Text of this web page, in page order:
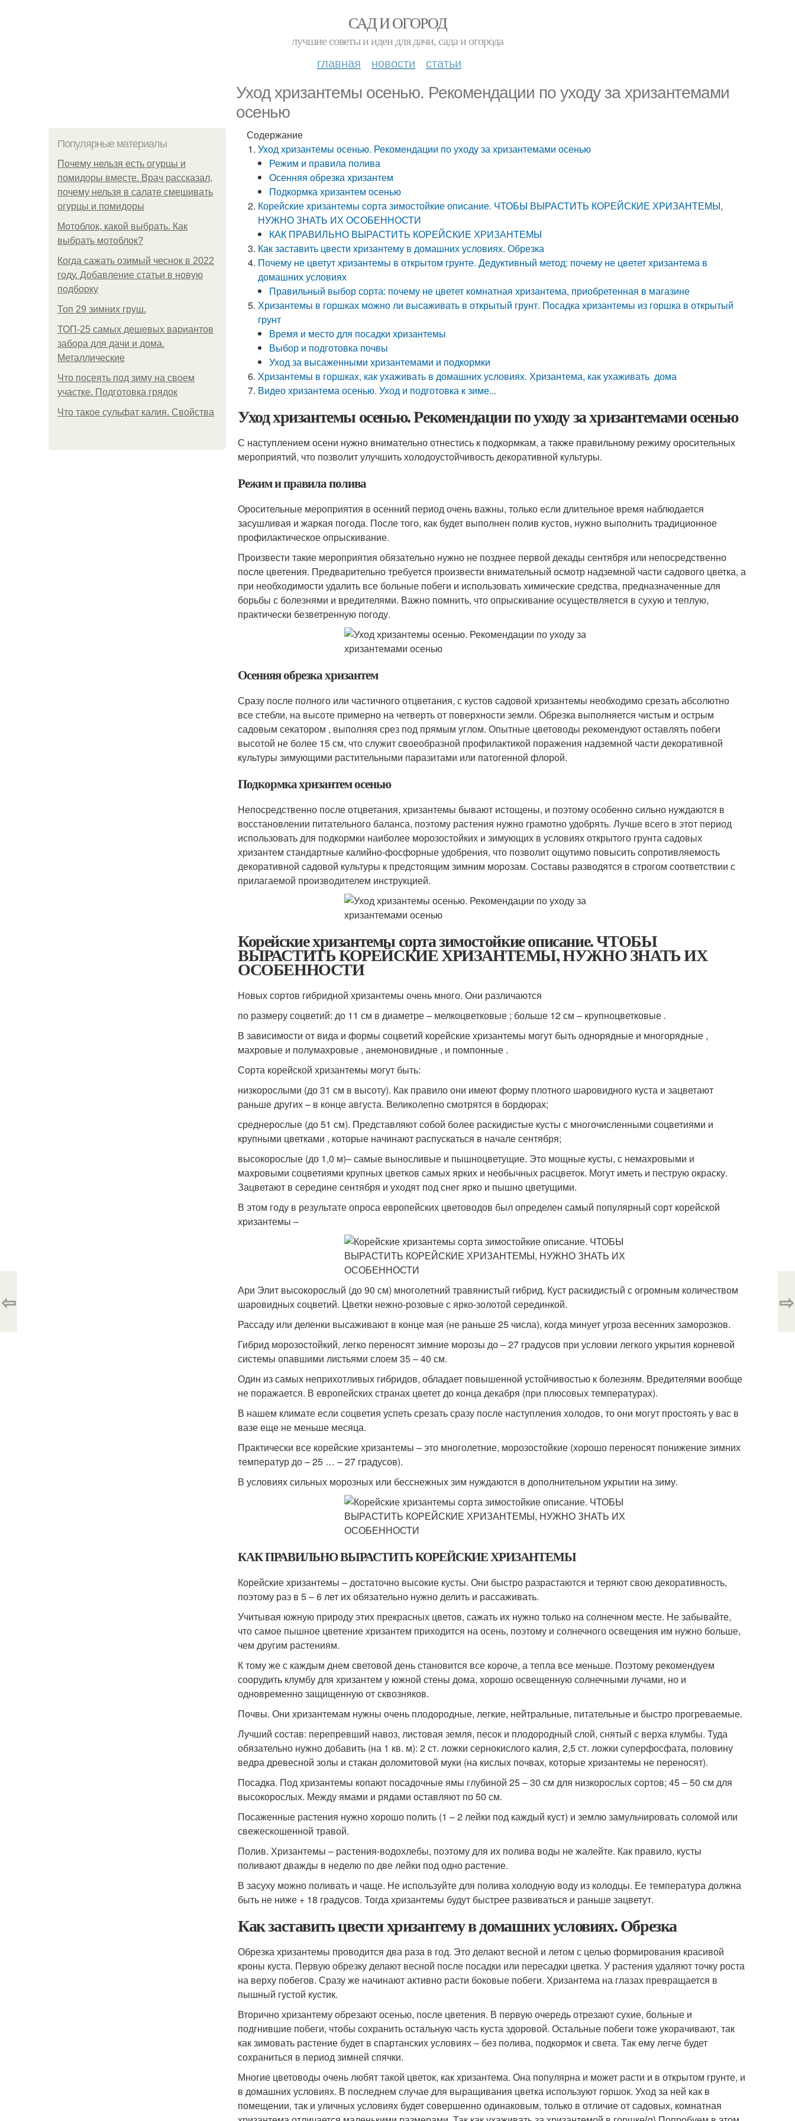
САД И ОГОРОД
лучшие советы и идеи для дачи, сада и огорода
главная новости статьи
Уход хризантемы осенью. Рекомендации по уходу за хризантемами
осенью
Популярные материалы
Почему нельзя есть огурцы и
помидоры вместе. Врач рассказал,
почему нельзя в салате смешивать
огурцы и помидоры
Мотоблок, какой выбрать. Как
выбрать мотоблок?
Когда сажать озимый чеснок в 2022
году. Добавление статьи в новую
подборку
Топ 29 зимних груш.
ТОП-25 самых дешевых вариантов
забора для дачи и дома.
Металлические
Что посеять под зиму на своем
участке. Подготовка грядок
Что такое сульфат калия. Свойства
Содержание
Уход хризантемы осенью. Рекомендации по уходу за хризантемами осенью
Режим и правила полива
Осенняя обрезка хризантем
Подкормка хризантем осенью
Корейские хризантемы сорта зимостойкие описание. ЧТОБЫ ВЫРАСТИТЬ КОРЕЙСКИЕ ХРИЗАНТЕМЫ,
НУЖНО ЗНАТЬ ИХ ОСОБЕННОСТИ
КАК ПРАВИЛЬНО ВЫРАСТИТЬ КОРЕЙСКИЕ ХРИЗАНТЕМЫ
Как заставить цвести хризантему в домашних условиях. Обрезка
Почему не цветут хризантемы в открытом грунте. Дедуктивный метод: почему не цветет хризантема в
домашних условиях
Правильный выбор сорта: почему не цветет комнатная хризантема, приобретенная в магазине
Хризантемы в горшках можно ли высаживать в открытый грунт. Посадка хризантемы из горшка в открытый
грунт
Время и место для посадки хризантемы
Выбор и подготовка почвы
Уход за высаженными хризантемами и подкормки
Хризантемы в горшках, как ухаживать в домашних условиях. Хризантема, как ухаживать дома
Видео хризантема осенью. Уход и подготовка к зиме...
Уход хризантемы осенью. Рекомендации по уходу за хризантемами осенью
С наступлением осени нужно внимательно отнестись к подкормкам, а также правильному режиму оросительных
мероприятий, что позволит улучшить холодоустойчивость декоративной культуры.
Режим и правила полива
Оросительные мероприятия в осенний период очень важны, только если длительное время наблюдается
засушливая и жаркая погода. После того, как будет выполнен полив кустов, нужно выполнить традиционное
профилактическое опрыскивание.
Произвести такие мероприятия обязательно нужно не позднее первой декады сентября или непосредственно
после цветения. Предварительно требуется произвести внимательный осмотр надземной части садового цветка, а
при необходимости удалить все больные побеги и использовать химические средства, предназначенные для
борьбы с болезнями и вредителями. Важно помнить, что опрыскивание осуществляется в сухую и теплую,
практически безветренную погоду.
Осенняя обрезка хризантем
Сразу после полного или частичного отцветания, с кустов садовой хризантемы необходимо срезать абсолютно
все стебли, на высоте примерно на четверть от поверхности земли. Обрезка выполняется чистым и острым
садовым секатором , выполняя срез под прямым углом. Опытные цветоводы рекомендуют оставлять побеги
высотой не более 15 см, что служит своеобразной профилактикой поражения надземной части декоративной
культуры зимующими растительными паразитами или патогенной флорой.
Подкормка хризантем осенью
Непосредственно после отцветания, хризантемы бывают истощены, и поэтому особенно сильно нуждаются в
восстановлении питательного баланса, поэтому растения нужно грамотно удобрять. Лучше всего в этот период
использовать для подкормки наиболее морозостойких и зимующих в условиях открытого грунта садовых
хризантем стандартные калийно-фосфорные удобрения, что позволит ощутимо повысить сопротивляемость
декоративной садовой культуры к предстоящим зимним морозам. Составы разводятся в строгом соответствии с
прилагаемой производителем инструкцией.
Корейские хризантемы сорта зимостойкие описание. ЧТОБЫ
ВЫРАСТИТЬ КОРЕЙСКИЕ ХРИЗАНТЕМЫ, НУЖНО ЗНАТЬ ИХ
ОСОБЕННОСТИ
Новых сортов гибридной хризантемы очень много. Они различаются
по размеру соцветий: до 11 см в диаметре – мелкоцветковые ; больше 12 см – крупноцветковые .
В зависимости от вида и формы соцветий корейские хризантемы могут быть однорядные и многорядные ,
махровые и полумахровые , анемоновидные , и помпонные .
Сорта корейской хризантемы могут быть:
низкорослыми (до 31 см в высоту). Как правило они имеют форму плотного шаровидного куста и зацветают
раньше других – в конце августа. Великолепно смотрятся в бордюрах;
среднерослые (до 51 см). Представляют собой более раскидистые кусты с многочисленными соцветиями и
крупными цветками , которые начинают распускаться в начале сентября;
высокорослые (до 1,0 м)– самые выносливые и пышноцветущие. Это мощные кусты, с немахровыми и
махровыми соцветиями крупных цветков самых ярких и необычных расцветок. Могут иметь и пеструю окраску.
Зацветают в середине сентября и уходят под снег ярко и пышно цветущими.
В этом году в результате опроса европейских цветоводов был определен самый популярный сорт корейской
хризантемы –
Ари Элит высокорослый (до 90 см) многолетний травянистый гибрид. Куст раскидистый с огромным количеством
шаровидных соцветий. Цветки нежно-розовые с ярко-золотой серединкой.
Рассаду или деленки высаживают в конце мая (не раньше 25 числа), когда минует угроза весенних заморозков.
Гибрид морозостойкий, легко переносят зимние морозы до – 27 градусов при условии легкого укрытия корневой
системы опавшими листьями слоем 35 – 40 см.
Один из самых неприхотливых гибридов, обладает повышенной устойчивостью к болезням. Вредителями вообще
не поражается. В европейских странах цветет до конца декабря (при плюсовых температурах).
В нашем климате если соцветия успеть срезать сразу после наступления холодов, то они могут простоять у вас в
вазе еще не меньше месяца.
Практически все корейские хризантемы – это многолетние, морозостойкие (хорошо переносят понижение зимних
температур до – 25 … – 27 градусов).
В условиях сильных морозных или бесснежных зим нуждаются в дополнительном укрытии на зиму.
КАК ПРАВИЛЬНО ВЫРАСТИТЬ КОРЕЙСКИЕ ХРИЗАНТЕМЫ
Корейские хризантемы – достаточно высокие кусты. Они быстро разрастаются и теряют свою декоративность,
поэтому раз в 5 – 6 лет их обязательно нужно делить и рассаживать.
Учитывая южную природу этих прекрасных цветов, сажать их нужно только на солнечном месте. Не забывайте,
что самое пышное цветение хризантем приходится на осень, поэтому и солнечного освещения им нужно больше,
чем другим растениям.
К тому же с каждым днем световой день становится все короче, а тепла все меньше. Поэтому рекомендуем
соорудить клумбу для хризантем у южной стены дома, хорошо освещенную солнечными лучами, но и
одновременно защищенную от сквозняков.
Почвы. Они хризантемам нужны очень плодородные, легкие, нейтральные, питательные и быстро прогреваемые.
Лучший состав: перепревший навоз, листовая земля, песок и плодородный слой, снятый с верха клумбы. Туда
обязательно нужно добавить (на 1 кв. м): 2 ст. ложки сернокислого калия, 2,5 ст. ложки суперфосфата, половину
ведра древесной золы и стакан доломитовой муки (на кислых почвах, которые хризантемы не переносят).
Посадка. Под хризантемы копают посадочные ямы глубиной 25 – 30 см для низкорослых сортов; 45 – 50 см для
высокорослых. Между ямами и рядами оставляют по 50 см.
Посаженные растения нужно хорошо полить (1 – 2 лейки под каждый куст) и землю замульчировать соломой или
свежескошенной травой.
Полив. Хризантемы – растения-водохлебы, поэтому для их полива воды не жалейте. Как правило, кусты
поливают дважды в неделю по две лейки под одно растение.
В засуху можно поливать и чаще. Не используйте для полива холодную воду из колодцы. Ее температура должна
быть не ниже + 18 градусов. Тогда хризантемы будут быстрее развиваться и раньше зацветут.
Как заставить цвести хризантему в домашних условиях. Обрезка
Обрезка хризантемы проводится два раза в год. Это делают весной и летом с целью формирования красивой
кроны куста. Первую обрезку делают весной после посадки или пересадки цветка. У растения удаляют точку роста
на верху побегов. Сразу же начинают активно расти боковые побеги. Хризантема на глазах превращается в
пышный густой кустик.
Вторично хризантему обрезают осенью, после цветения. В первую очередь отрезают сухие, больные и
подгнившие побеги, чтобы сохранить остальную часть куста здоровой. Остальные побеги тоже укорачивают, так
как зимовать растение будет в спартанских условиях – без полива, подкормок и света. Так ему легче будет
сохраниться в период зимней спячки.
Многие цветоводы очень любят такой цветок, как хризантема. Она популярна и может расти и в открытом грунте, и
в домашних условиях. В последнем случае для выращивания цветка используют горшок. Уход за ней как в
помещении, так и уличных условиях будет совершенно одинаковым, только в отличие от садовых, комнатная
⇦ ⇨